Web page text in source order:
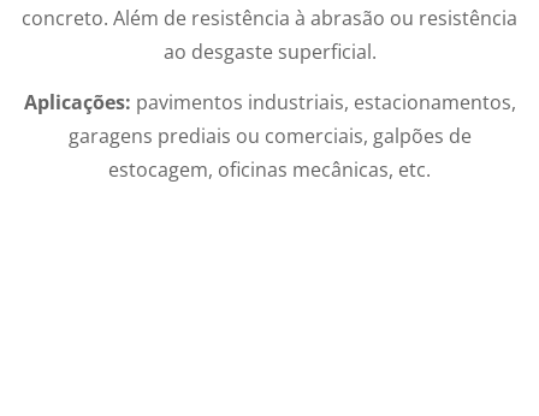
concreto. Além de resistência à abrasão ou resistência
ao desgaste superficial.
Aplicações: pavimentos industriais, estacionamentos,
garagens prediais ou comerciais, galpões de
estocagem, oficinas mecânicas, etc.